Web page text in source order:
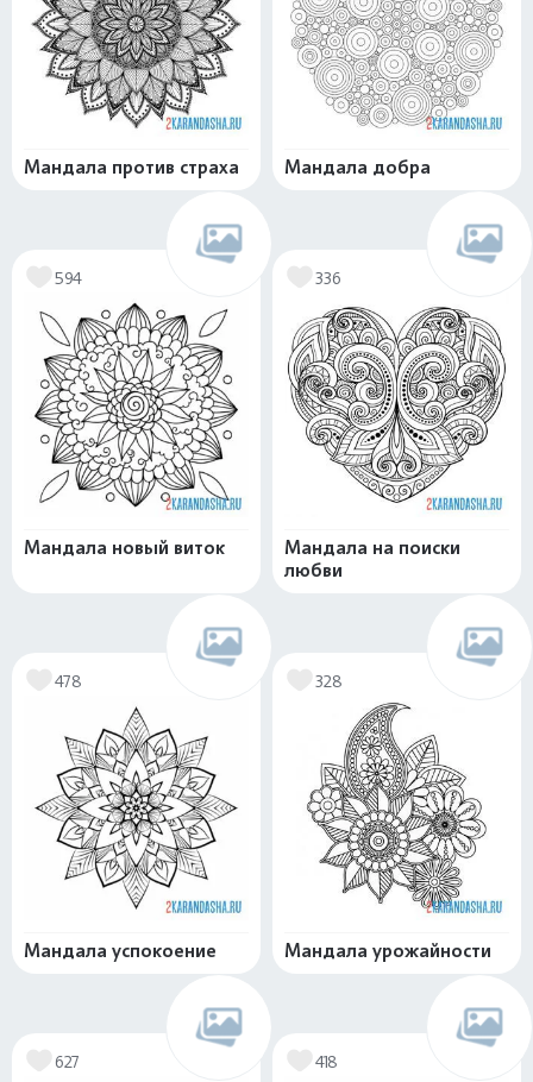
Мандала против страха Мандала добра
594
Мандала новый виток
336
Мандала на поиски
любви
478
Мандала успокоение
328
Мандала урожайности
627 418